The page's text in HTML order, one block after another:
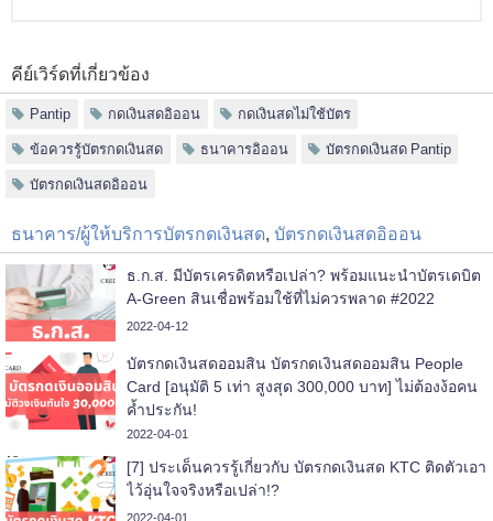
คีย์เวิร์ดที่เกี่ยวข้อง
Pantip กดเงินสดอิออน กดเงินสดไม่ใช้บัตร
ข้อควรรู้บัตรกดเงินสด ธนาคารอิออน บัตรกดเงินสด Pantip
บัตรกดเงินสดอิออน
ธนาคาร/ผู้ให้บริการบัตรกดเงินสด, บัตรกดเงินสดอิออน
ธ.ก.ส. มีบัตรเครดิตหรือเปล่า? พร้อมแนะนำบัตรเดบิต
A-Green สินเชื่อพร้อมใช้ที่ไม่ควรพลาด #2022
2022-04-12
บัตรกดเงินสดออมสิน บัตรกดเงินสดออมสิน People
Card [อนุมัติ 5 เท่า สูงสุด 300,000 บาท] ไม่ต้องง้อคน
ค้ำประกัน!
2022-04-01
[7] ประเด็นควรรู้เกี่ยวกับ บัตรกดเงินสด KTC ติดตัวเอา
ไว้อุ่นใจจริงหรือเปล่า!?
2022-04-01